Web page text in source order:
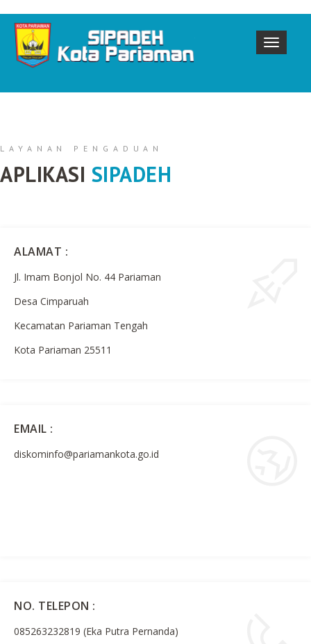
LAYANAN PENGADUAN
APLIKASI SIPADEH
ALAMAT :
Jl. Imam Bonjol No. 44 Pariaman
Desa Cimparuah
Kecamatan Pariaman Tengah
Kota Pariaman 25511
EMAIL :
diskominfo@pariamankota.go.id
NO. TELEPON :
085263232819 (Eka Putra Pernanda)